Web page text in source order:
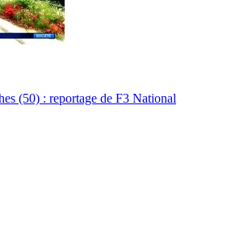
(50) : reportage de F3 National